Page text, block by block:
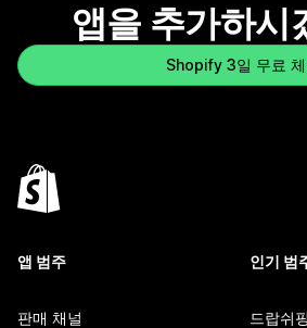
앱을 추가하시
Shopify 3일 무료 체
앱 범주
판매 채널
인기 범
드랍쉬핑